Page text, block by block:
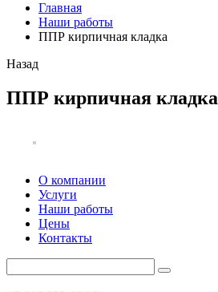
Главная
Наши работы
ППР кирпичная кладка
Назад
ППР кирпичная кладка
О компании
Услуги
Наши работы
Цены
Контакты